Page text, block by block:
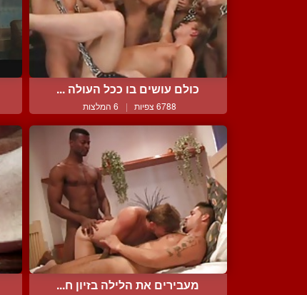
כולם עושים בו ככל העולה ...
6788 צפיות | 6 המלצות
מעבירים את הלילה בזיון ח...